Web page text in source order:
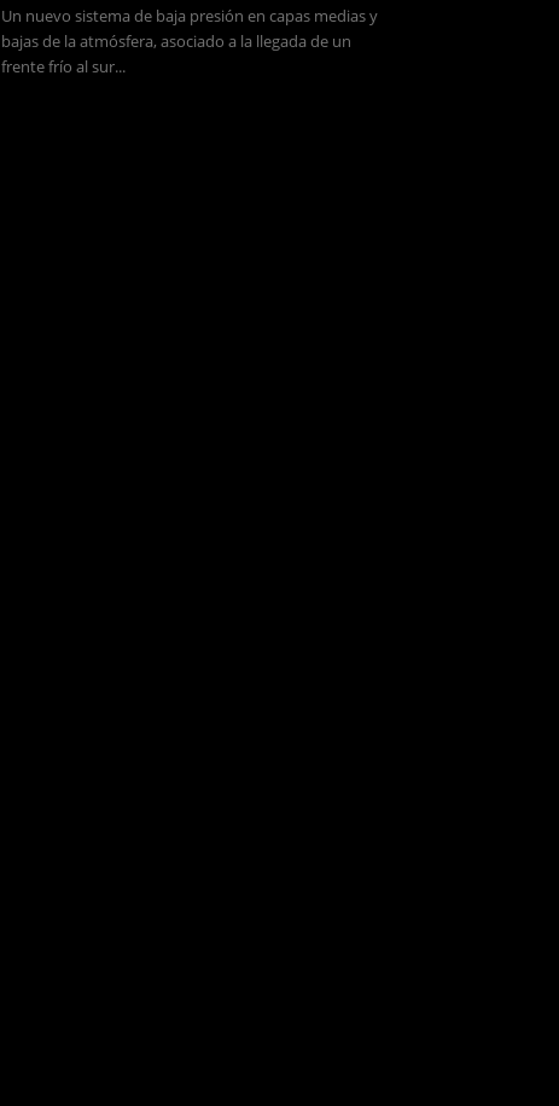
Un nuevo sistema de baja presión en capas medias y
bajas de la atmósfera, asociado a la llegada de un
frente frío al sur...